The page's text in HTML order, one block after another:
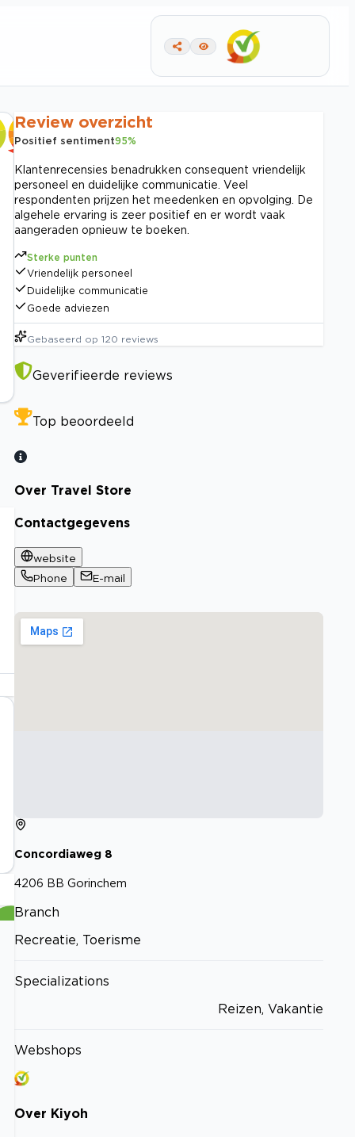
Review overzicht
Positief sentiment95%
Klantenrecensies benadrukken consequent vriendelijk
personeel en duidelijke communicatie. Veel
respondenten prijzen het meedenken en opvolging. De
algehele ervaring is zeer positief en er wordt vaak
aangeraden opnieuw te boeken.
Sterke punten
Vriendelijk personeel
Duidelijke communicatie
Goede adviezen
Gebaseerd op 120 reviews
Geverifieerde reviews
Top beoordeeld
Over Travel Store
Contactgegevens
website
Phone
E-mail
Concordiaweg 8
4206 BB Gorinchem
Branch
Recreatie, Toerisme
Specializations
Reizen, Vakantie
Webshops
Over Kiyoh